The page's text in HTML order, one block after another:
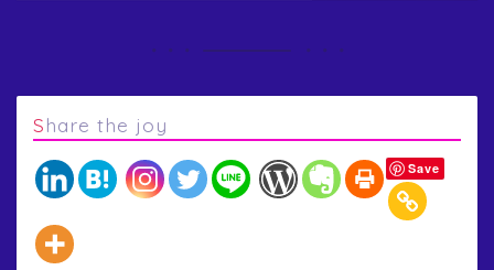
Share the joy
Save